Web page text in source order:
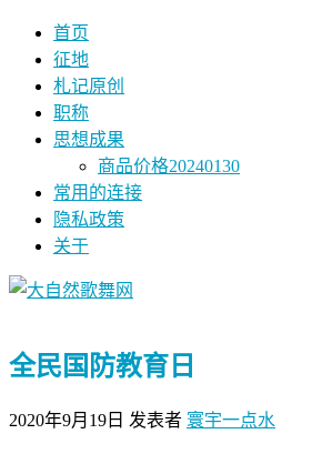
首页
征地
札记原创
职称
思想成果
商品价格20240130
常用的连接
隐私政策
关于
全民国防教育日
2020年9月19日 发表者 寰宇一点水